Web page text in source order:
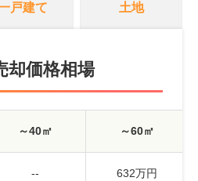
戸建て 土地
却価格相場
～40㎡ ～60㎡
-- 632万円